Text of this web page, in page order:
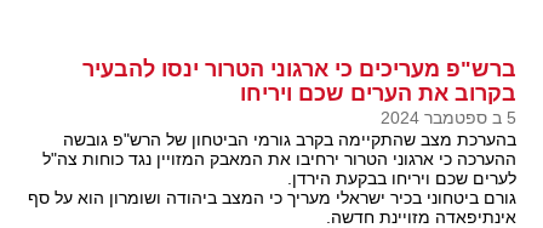
ברש"פ מעריכים כי ארגוני הטרור ינסו להבעיר
בקרוב את הערים שכם ויריחו
5 ב ספטמבר 2024
בהערכת מצב שהתקיימה בקרב גורמי הביטחון של הרש"פ גובשה
ההערכה כי ארגוני הטרור ירחיבו את המאבק המזויין נגד כוחות צה"ל
לערים שכם ויריחו בבקעת הירדן.
גורם ביטחוני בכיר ישראלי מעריך כי המצב ביהודה ושומרון הוא על סף
אינתיפאדה מזויינת חדשה.